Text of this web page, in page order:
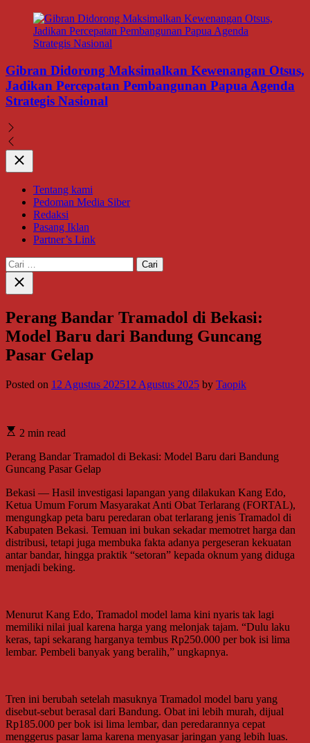
Gibran Didorong Maksimalkan Kewenangan Otsus,
Jadikan Percepatan Pembangunan Papua Agenda
Strategis Nasional
Close
Tentang kami
Pedoman Media Siber
Redaksi
Pasang Iklan
Partner’s Link
Cari
untuk:
Close
search
Perang Bandar Tramadol di Bekasi:
Model Baru dari Bandung Guncang
Pasar Gelap
Posted on 12 Agustus 202512 Agustus 2025 by Taopik
2 min read
Perang Bandar Tramadol di Bekasi: Model Baru dari Bandung
Guncang Pasar Gelap
Bekasi — Hasil investigasi lapangan yang dilakukan Kang Edo,
Ketua Umum Forum Masyarakat Anti Obat Terlarang (FORTAL),
mengungkap peta baru peredaran obat terlarang jenis Tramadol di
Kabupaten Bekasi. Temuan ini bukan sekadar memotret harga dan
distribusi, tetapi juga membuka fakta adanya pergeseran kekuatan
antar bandar, hingga praktik “setoran” kepada oknum yang diduga
menjadi beking.
Menurut Kang Edo, Tramadol model lama kini nyaris tak lagi
memiliki nilai jual karena harga yang melonjak tajam. “Dulu laku
keras, tapi sekarang harganya tembus Rp250.000 per bok isi lima
lembar. Pembeli banyak yang beralih,” ungkapnya.
Tren ini berubah setelah masuknya Tramadol model baru yang
disebut-sebut berasal dari Bandung. Obat ini lebih murah, dijual
Rp185.000 per bok isi lima lembar, dan peredarannya cepat
menggerus pasar lama karena menyasar jaringan yang lebih luas.